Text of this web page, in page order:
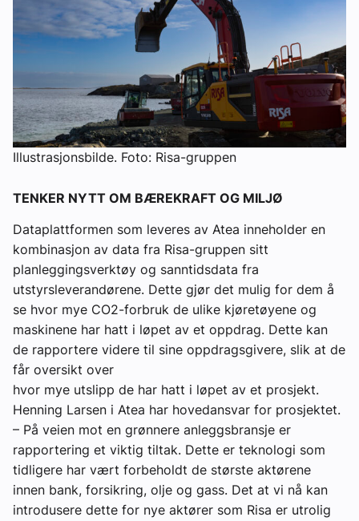
Illustrasjonsbilde. Foto: Risa-gruppen
TENKER NYTT OM BÆREKRAFT OG MILJØ
Dataplattformen som leveres av Atea inneholder en
kombinasjon av data fra Risa-gruppen sitt
planleggingsverktøy og sanntidsdata fra
utstyrsleverandørene. Dette gjør det mulig for dem å
se hvor mye CO2-forbruk de ulike kjøretøyene og
maskinene har hatt i løpet av et oppdrag. Dette kan
de rapportere videre til sine oppdragsgivere, slik at de
får oversikt over
hvor mye utslipp de har hatt i løpet av et prosjekt.
Henning Larsen i Atea har hovedansvar for prosjektet.
– På veien mot en grønnere anleggsbransje er
rapportering et viktig tiltak. Dette er teknologi som
tidligere har vært forbeholdt de største aktørene
innen bank, forsikring, olje og gass. Det at vi nå kan
introdusere dette for nye aktører som Risa er utrolig